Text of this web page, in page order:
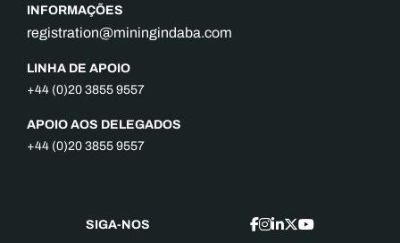
INFORMAÇÕES
registration@miningindaba.com
LINHA DE APOIO
+44 (0)20 3855 9557
APOIO AOS DELEGADOS
+44 (0)20 3855 9557
SIGA-NOS